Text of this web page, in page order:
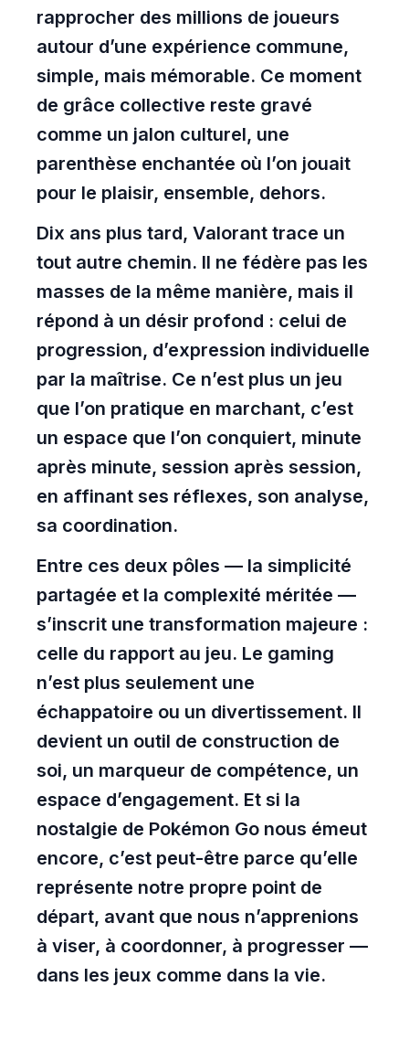
rapprocher des millions de joueurs
autour d’une expérience commune,
simple, mais mémorable. Ce moment
de grâce collective reste gravé
comme un jalon culturel, une
parenthèse enchantée où l’on jouait
pour le plaisir, ensemble, dehors.
Dix ans plus tard, Valorant trace un
tout autre chemin. Il ne fédère pas les
masses de la même manière, mais il
répond à un désir profond : celui de
progression, d’expression individuelle
par la maîtrise. Ce n’est plus un jeu
que l’on pratique en marchant, c’est
un espace que l’on conquiert, minute
après minute, session après session,
en affinant ses réflexes, son analyse,
sa coordination.
Entre ces deux pôles — la simplicité
partagée et la complexité méritée —
s’inscrit une transformation majeure :
celle du rapport au jeu. Le gaming
n’est plus seulement une
échappatoire ou un divertissement. Il
devient un outil de construction de
soi, un marqueur de compétence, un
espace d’engagement. Et si la
nostalgie de Pokémon Go nous émeut
encore, c’est peut-être parce qu’elle
représente notre propre point de
départ, avant que nous n’apprenions
à viser, à coordonner, à progresser —
dans les jeux comme dans la vie.